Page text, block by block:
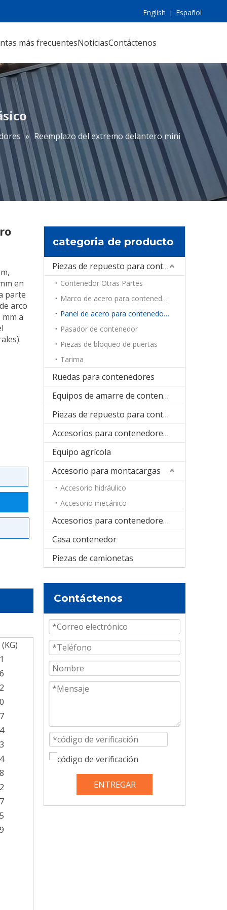
English | Español
más frecuentesNoticiasContáctenos
» Reemplazo del extremo delantero mini
en
parte
arco
a
(KG)
categoria de producto
Piezas de repuesto para contenedores
Contenedor Otras Partes
Marco de acero para contenedores
Panel de acero para contenedores
Pasador de contenedor
Piezas de bloqueo de puertas
Tarima
Ruedas para contenedores
Equipos de amarre de contenedores
Piezas de repuesto para contenedores de refrigeración
Accesorios para contenedores plegables
Equipo agrícola
Accesorio para montacargas
Accesorio hidráulico
Accesorio mecánico
Accesorios para contenedores cisterna
Casa contenedor
Piezas de camionetas
Contáctenos
ENTREGAR